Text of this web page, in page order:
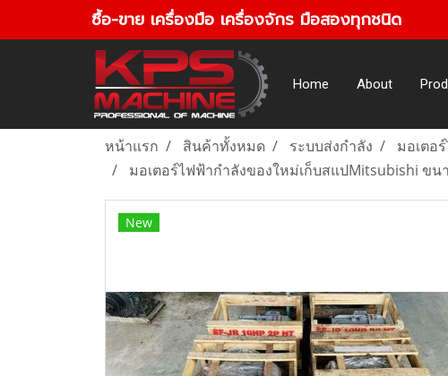
ซื้อ-ขาย เครื่องมือ เครื่องจักร มือสองทุกชนิด
Home About
หน้าแรก สินค้าทั้งหมด ระบบส่งกำลัง
มอเตอ
มอเตอร์ไฟฟ้ากำลังของใหม่เก็บสแปMitsubishi ขน
New